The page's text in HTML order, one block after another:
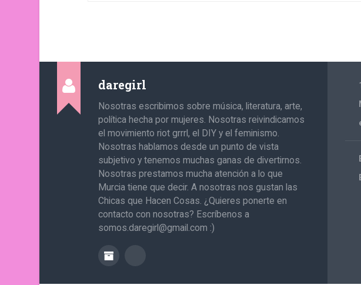
daregirl
Nosotras escribimos sobre música, literatura, arte,
política hecha por mujeres. Nosotras reivindicamos
el movimiento riot grrrl, el DIY y el feminismo.
Nosotras hablamos desde un punto de vista
subjetivo y tenemos muchas ganas de divertirnos.
Nosotras prestamos mucha atención a lo que
Murcia tiene que decir. A nosotras nos gustan las
Chicas que Hacen Cosas. ¿Quieres ponerte en
contacto con nosotras? Escríbenos a
somos.daregirl@gmail.com :)